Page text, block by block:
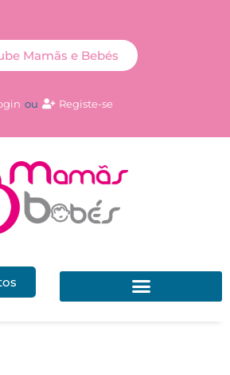
ou Registe-se
Mamãs e Bebés